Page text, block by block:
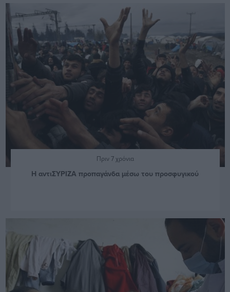
Πριν 7 χρόνια
Η αντιΣΥΡΙΖΑ προπαγάνδα μέσω του προσφυγικού